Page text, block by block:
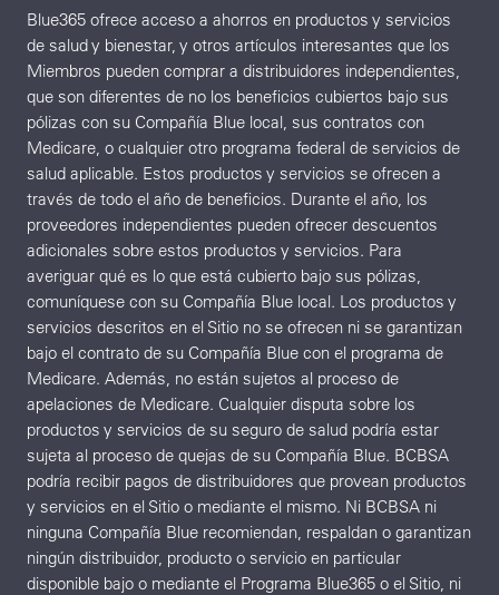
Blue365 ofrece acceso a ahorros en productos y servicios
de salud y bienestar, y otros artículos interesantes que los
Miembros pueden comprar a distribuidores independientes,
que son diferentes de no los beneficios cubiertos bajo sus
pólizas con su Compañía Blue local, sus contratos con
Medicare, o cualquier otro programa federal de servicios de
salud aplicable. Estos productos y servicios se ofrecen a
través de todo el año de beneficios. Durante el año, los
proveedores independientes pueden ofrecer descuentos
adicionales sobre estos productos y servicios. Para
averiguar qué es lo que está cubierto bajo sus pólizas,
comuníquese con su Compañía Blue local. Los productos y
servicios descritos en el Sitio no se ofrecen ni se garantizan
bajo el contrato de su Compañía Blue con el programa de
Medicare. Además, no están sujetos al proceso de
apelaciones de Medicare. Cualquier disputa sobre los
productos y servicios de su seguro de salud podría estar
sujeta al proceso de quejas de su Compañía Blue. BCBSA
podría recibir pagos de distribuidores que provean productos
y servicios en el Sitio o mediante el mismo. Ni BCBSA ni
ninguna Compañía Blue recomiendan, respaldan o garantizan
ningún distribuidor, producto o servicio en particular
disponible bajo o mediante el Programa Blue365 o el Sitio, ni